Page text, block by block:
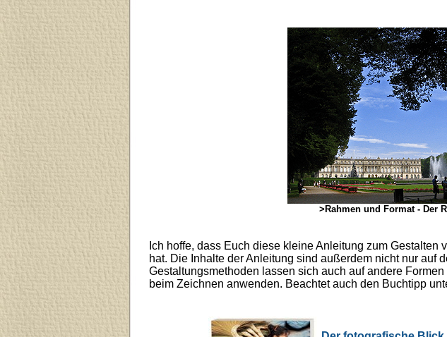
>Rahmen und Format - Der
Ich hoffe, dass Euch diese kleine Anleitung zum
hat. Die Inhalte der Anleitung sind außerdem nicht nur auf
Gestaltungsmethoden lassen sich auch auf andere
beim Zeichnen anwenden. Beachtet auch den Buchtipp